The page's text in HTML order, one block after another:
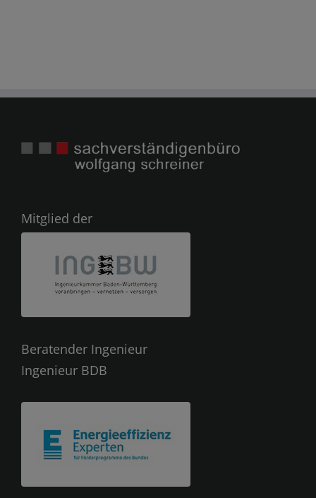
Mitglied der
Beratender Ingenieur
Ingenieur BDB